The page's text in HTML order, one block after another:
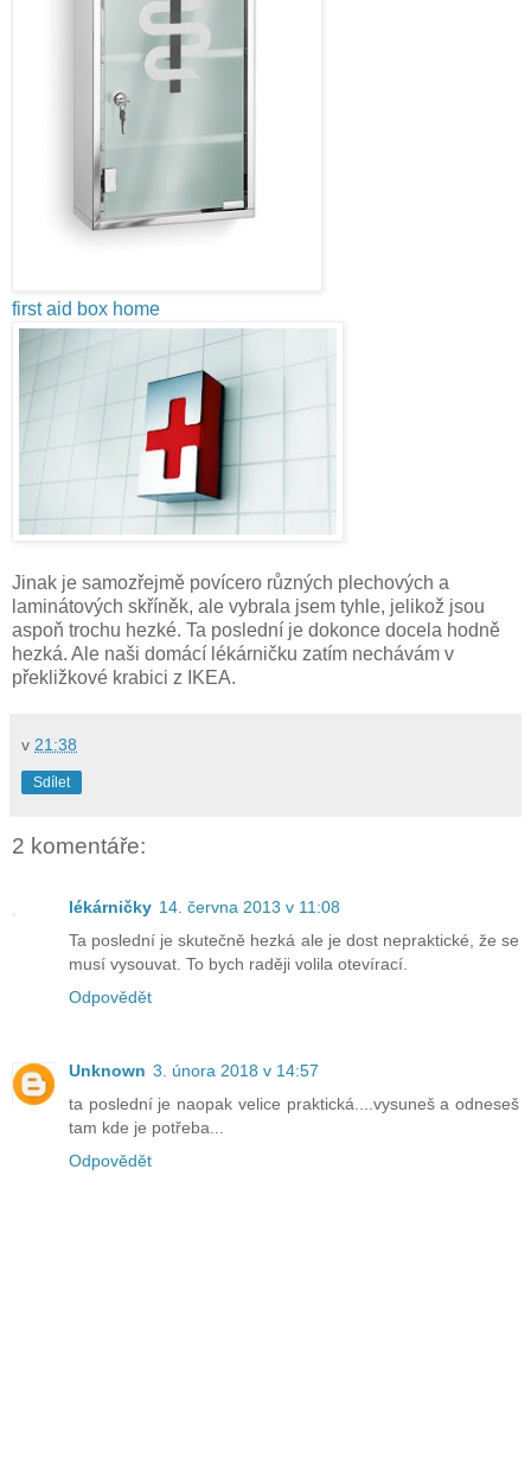
first aid box home
Jinak je samozřejmě povícero různých plechových a
laminátových skříněk, ale vybrala jsem tyhle, jelikož jsou
aspoň trochu hezké. Ta poslední je dokonce docela hodně
hezká. Ale naši domácí lékárničku zatím nechávám v
překližkové krabici z IKEA.
v 21:38
Sdílet
2 komentáře:
lékárničky 14. června 2013 v 11:08
Ta poslední je skutečně hezká ale je dost nepraktické, že se
musí vysouvat. To bych raději volila otevírací.
Odpovědět
Unknown 3. února 2018 v 14:57
ta poslední je naopak velice praktická....vysuneš a odneseš
tam kde je potřeba...
Odpovědět